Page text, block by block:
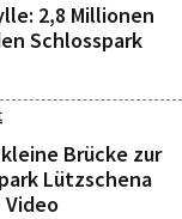
2,8 Millionen
Schlosspark
Brücke zur
Lützschena